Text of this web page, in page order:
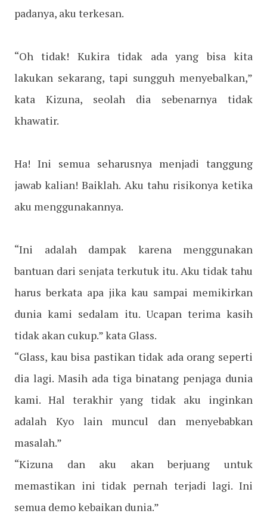
padanya, aku terkesan.
“Oh tidak! Kukira tidak ada yang bisa kita
lakukan sekarang, tapi sungguh menyebalkan,”
kata Kizuna, seolah dia sebenarnya tidak
khawatir.
Ha! Ini semua seharusnya menjadi tanggung
jawab kalian! Baiklah. Aku tahu risikonya ketika
aku menggunakannya.
“Ini adalah dampak karena menggunakan
bantuan dari senjata terkutuk itu. Aku tidak tahu
harus berkata apa jika kau sampai memikirkan
dunia kami sedalam itu. Ucapan terima kasih
tidak akan cukup.” kata Glass.
“Glass, kau bisa pastikan tidak ada orang seperti
dia lagi. Masih ada tiga binatang penjaga dunia
kami. Hal terakhir yang tidak aku inginkan
adalah Kyo lain muncul dan menyebabkan
masalah.”
“Kizuna dan aku akan berjuang untuk
memastikan ini tidak pernah terjadi lagi. Ini
semua demo kebaikan dunia.”